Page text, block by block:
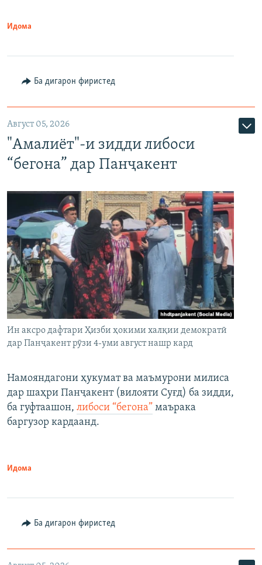
Идома
Ба дигарон фиристед
Август 05, 2026
"Амалиёт"-и зидди либоси
“бегона” дар Панҷакент
Ин аксро дафтари Ҳизби ҳокими халқии демократӣ
дар Панҷакент рӯзи 4-уми август нашр кард
Намояндагони ҳукумат ва маъмурони милиса
дар шаҳри Панҷакент (вилояти Суғд) ба зидди,
ба гуфтаашон, либоси “бегона” маърака
баргузор кардаанд.
Идома
Ба дигарон фиристед